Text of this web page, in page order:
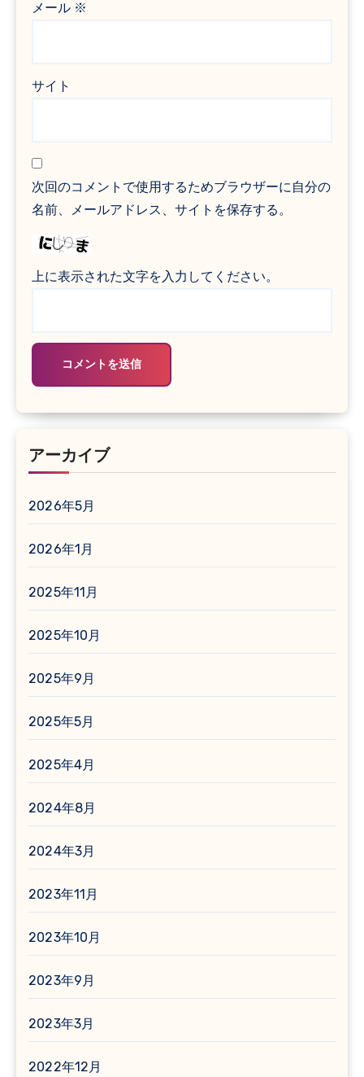
メール ※
サイト
次回のコメントで使用するためブラウザーに自分の
名前、メールアドレス、サイトを保存する。
上に表示された文字を入力してください。
アーカイブ
2026年5月
2026年1月
2025年11月
2025年10月
2025年9月
2025年5月
2025年4月
2024年8月
2024年3月
2023年11月
2023年10月
2023年9月
2023年3月
2022年12月